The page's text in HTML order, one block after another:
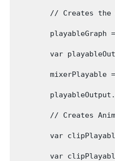
// Creates the
playableGraph
var
mixerPlayable
// Creates
var
var